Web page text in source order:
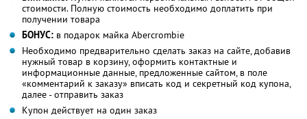
стоимости. Полную стоимость необходимо доплатить при
получении товара
БОНУС: в подарок майка Abercrombie
Необходимо предварительно сделать заказ на сайте, добавив
нужный товар в корзину, оформить контактные и
информационные данные, предложенные сайтом, в поле
«комментарий к заказу» вписать код и секретный код купона,
далее - отправить заказ
Купон действует на один заказ